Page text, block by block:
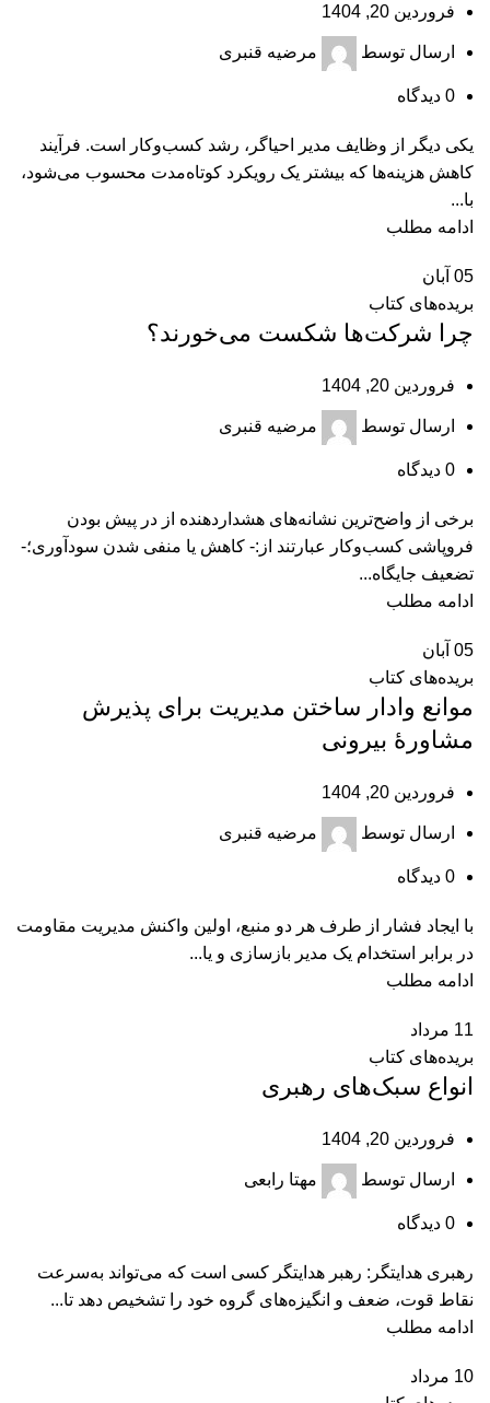
فروردین 20, 1404
ارسال توسط مرضیه قنبری
0 دیدگاه
یکی دیگر از وظایف مدیر احیاگر، رشد کسب‌وکار است. فرآیند
کاهش هزینه‌ها که بیشتر یک رویکرد کوتاه‌مدت محسوب می‌شود،
با...
ادامه مطلب
05 آبان
بریده‌های کتاب
چرا شرکت‌ها شکست می‌خورند؟
فروردین 20, 1404
ارسال توسط مرضیه قنبری
0 دیدگاه
برخی از واضح‌ترین نشانه‌های هشداردهنده از در پیش بودن
فروپاشی کسب‌وکار عبارتند از:- کاهش یا منفی شدن سود‌آوری؛-
تضعیف جایگاه...
ادامه مطلب
05 آبان
بریده‌های کتاب
موانع وادار ساختن مدیریت برای پذیرش
مشاورۀ بیرونی
فروردین 20, 1404
ارسال توسط مرضیه قنبری
0 دیدگاه
با ایجاد فشار از طرف هر دو منبع، اولین واکنش مدیریت مقاومت
در برابر استخدام یک مدیر بازسازی و یا...
ادامه مطلب
11 مرداد
بریده‌های کتاب
انواع سبک‌‌های رهبری
فروردین 20, 1404
ارسال توسط مهتا رابعی
0 دیدگاه
رهبری هدایتگر: رهبر هدایتگر کسی است که می‌تواند به‌سرعت
نقاط قوت، ضعف و انگیزه‌های گروه خود را تشخیص دهد تا...
ادامه مطلب
10 مرداد